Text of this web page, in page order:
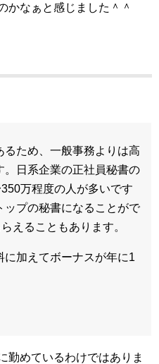
かなぁと感じました＾＾
ため、一般事務よりは高
日系企業の正社員秘書の
万程度の人が多いです
ップの秘書になることがで
えることもあります。
加えてボーナスが年に1
勤めているわけではありま